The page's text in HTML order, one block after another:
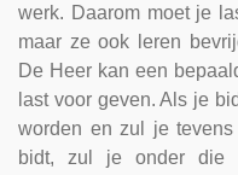
werk. Daarom moet je
maar ze ook leren
De Heer kan een
last voor geven. Als je
worden en zul je
bidt, zul je onder die